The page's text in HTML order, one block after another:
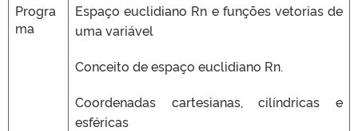
Progra
ma
Espaço euclidiano Rn e funções vetorias de
uma variável
Conceito de espaço euclidiano Rn.
Coordenadas cartesianas, cilíndricas e
esféricas